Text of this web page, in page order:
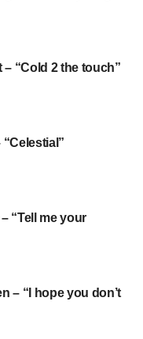
“Cold 2 the touch”
“Tell me your
– “I hope you don’t